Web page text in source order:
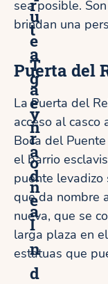
r
t
a
g
e
n
a
d
e
I
n
d
u
e
T
a
y
r
o
n
a
sea posible.
brindan una
Puerta del
La Puerta del
acceso al
Boca del
el barrio
puente levadizo
que da nombre
nueva, que se
larga plaza en
estatuas que